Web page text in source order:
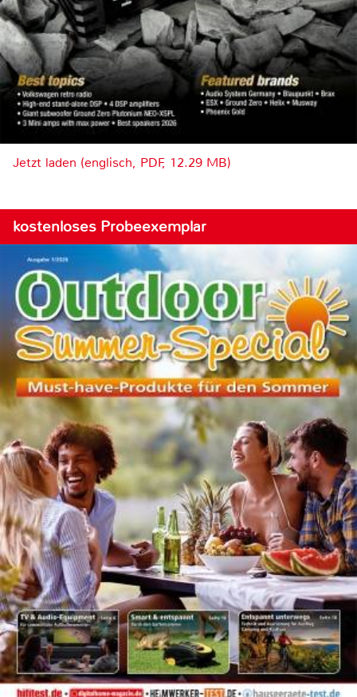
Jetzt laden (englisch, PDF, 12.29 MB)
kostenloses Probeexemplar